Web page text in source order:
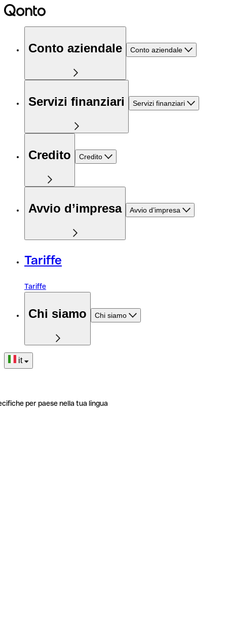
Conto aziendale Conto aziendale
Servizi finanziari Servizi finanziari
Credito Credito
Avvio d’impresa Avvio d’impresa
Tariffe
Tariffe
Chi siamo Chi siamo
it
per paese nella tua lingua